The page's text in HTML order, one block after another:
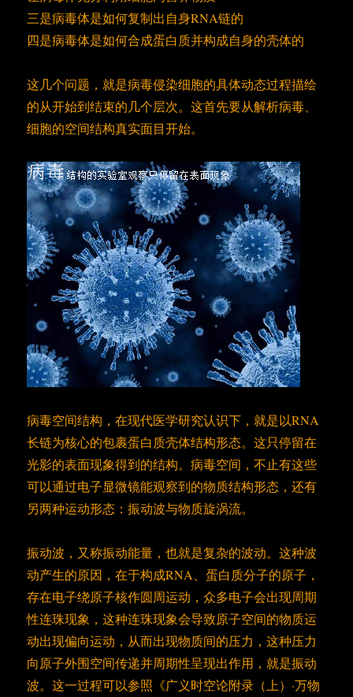
三是病毒体是如何复制出自身RNA链的
四是病毒体是如何合成蛋白质并构成自身的壳体的
这几个问题，就是病毒侵染细胞的具体动态过程描绘
的从开始到结束的几个层次。这首先要从解析病毒、
细胞的空间结构真实面目开始。
病毒空间结构，在现代医学研究认识下，就是以RNA
长链为核心的包裹蛋白质壳体结构形态。这只停留在
光影的表面现象得到的结构。病毒空间，不止有这些
可以通过电子显微镜能观察到的物质结构形态，还有
另两种运动形态：振动波与物质旋涡流。
振动波，又称振动能量，也就是复杂的波动。这种波
动产生的原因，在于构成RNA、蛋白质分子的原子，
存在电子绕原子核作圆周运动，众多电子会出现周期
性连珠现象，这种连珠现象会导致原子空间的物质运
动出现偏向运动，从而出现物质间的压力，这种压力
向原子外围空间传递并周期性呈现出作用，就是振动
波。这一过程可以参照《广义时空论附录（上）·万物